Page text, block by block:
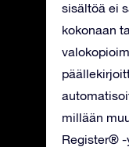
sisältöä ei
kokonaan
millään
Register® -